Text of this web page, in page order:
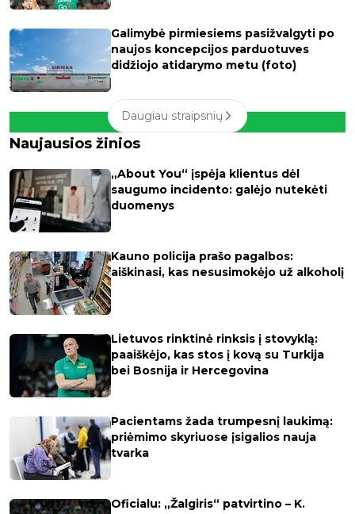
Galimybė pirmiesiems pasižvalgyti po
naujos koncepcijos parduotuves
didžiojo atidarymo metu (foto)
Daugiau straipsnių
Naujausios žinios
„About You“ įspėja klientus dėl
saugumo incidento: galėjo nutekėti
duomenys
Kauno policija prašo pagalbos:
aiškinasi, kas nesusimokėjo už alkoholį
Lietuvos rinktinė rinksis į stovyklą:
paaiškėjo, kas stos į kovą su Turkija
bei Bosnija ir Hercegovina
Pacientams žada trumpesnį laukimą:
priėmimo skyriuose įsigalios nauja
tvarka
Oficialu: „Žalgiris“ patvirtino – K.